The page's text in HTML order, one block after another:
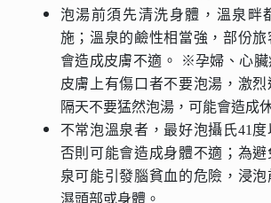
泡湯前須先清洗身體，溫泉畔
施；溫泉的鹼性相當強，部份旅
會造成皮膚不適。 ※孕婦、心臟
皮膚上有傷口者不要泡湯，激烈
隔天不要猛然泡湯，可能會造成
不常泡溫泉者，最好泡攝氏41度
否則可能會造成身體不適；為避
泉可能引發腦貧血的危險，浸
濕頭部或身體。